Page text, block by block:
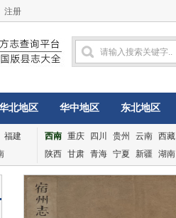
注册
北地区 华中地区 东北地区
福建
西南 重庆 四川 贵州 云南 西藏
陕西 甘肃 青海 宁夏 新疆 湖南